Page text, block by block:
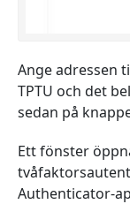
Ange adressen
TPTU och det
sedan på
Ett fönster
Authenticator-